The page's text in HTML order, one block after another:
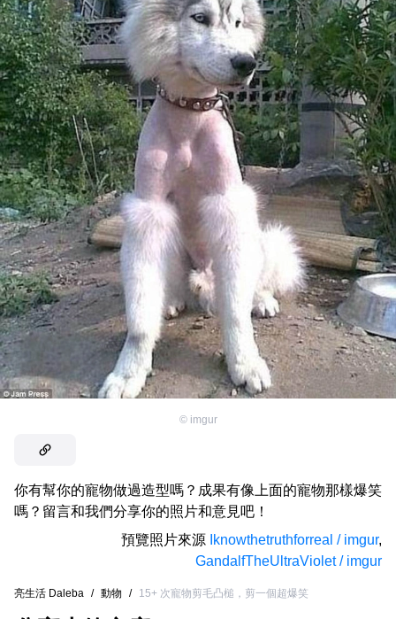
© imgur
你有幫你的寵物做過造型嗎？成果有像上面的寵物那樣爆笑
嗎？留言和我們分享你的照片和意見吧！
預覽照片來源 Iknowthetruthforreal / imgur,
GandalfTheUltraViolet / imgur
亮生活 Daleba / 動物 / 15+ 次寵物剪毛凸槌，剪一個超爆笑